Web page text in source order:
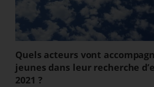
Quels acteurs vont
jeunes dans leur recherche
2021 ?